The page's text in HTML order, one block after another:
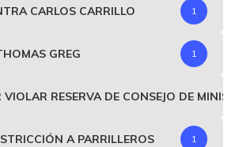
CARLOS CARRILLO 1
GREG 1
RESERVA DE CONSEJO DE
A PARRILLEROS 1